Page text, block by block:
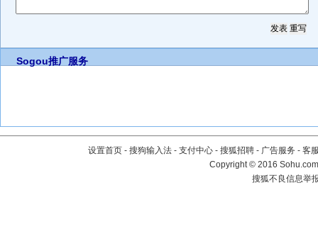
Sogou推广服务
设置首页 - 搜狗输入法 - 支付中心 - 搜狐招聘 - 广告服务 - 客
Copyright©2016
搜狐不良信息举